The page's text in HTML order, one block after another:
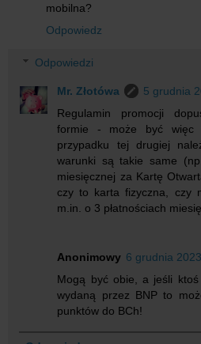
mobilna?
Odpowiedz
Odpowiedzi
Mr. Złotówa
5 grudnia
Regulamin promocji
formie - może być więc
przypadku tej drugiej
warunki są takie same
miesięcznej za Kartę
czy to karta fizyczna, czy
m.in. o 3 płatnościach
Anonimowy 6 grudnia
Mogą być obie, a jeśli
wydaną przez BNP to
punktów do BCh!